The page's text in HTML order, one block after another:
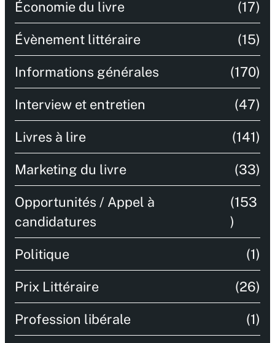
Économie du livre (17)
Évènement littéraire (15)
Informations générales (170)
Interview et entretien (47)
Livres à lire (141)
Marketing du livre (33)
Opportunités / Appel à
candidatures
(153
)
Politique (1)
Prix Littéraire (26)
Profession libérale (1)